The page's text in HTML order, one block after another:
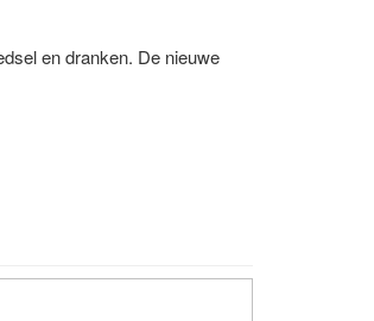
en dranken. De nieuwe